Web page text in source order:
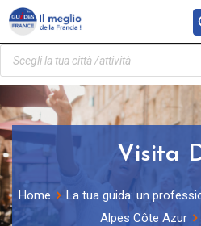
Pannello di gestione dei cookies
Visita
Home La tua guida: un
Alpes Côte Azur